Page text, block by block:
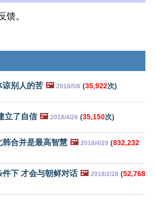
馈。
谅别人的苦 🖼️ 2018/5/6 (35,922次)
立了自信 🖼️ 2018/4/26 (35,150次)
合并是最高智慧 🖼️ 2018/4/29 (832,232
件下 才会与朝鲜对话 🖼️ 2018/2/28 (52,768